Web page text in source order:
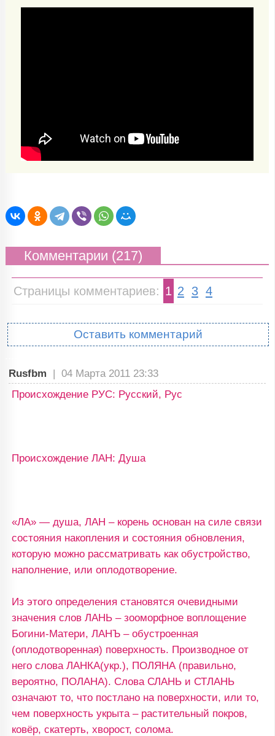
Комментарии (217)
Страницы комментариев: 1 2 3 4
Оставить комментарий
Rusfbm | 04 Марта 2011 23:33
Происхождение РУС: Русский, Рус
Происхождение ЛАН: Душа
«ЛА» — душа, ЛАН – корень основан на силе связи
состояния накопления и состояния обновления,
которую можно рассматривать как обустройство,
наполнение, или оплодотворение.
Из этого определения становятся очевидными
значения слов ЛАНЬ – зооморфное воплощение
Богини-Матери, ЛАНЪ – обустроенная
(оплодотворенная) поверхность. Производное от
него слова ЛАНКА(укр.), ПОЛЯНА (правильно,
вероятно, ПОЛАНА). Слова СЛАНЬ и СТЛАНЬ
означают то, что постлано на поверхности, или то,
чем поверхность укрыта – растительный покров,
ковёр, скатерть, хворост, солома.